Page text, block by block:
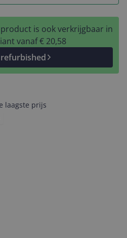
is ook verkrijgbaar in
vanaf € 20,58
laagste prijs